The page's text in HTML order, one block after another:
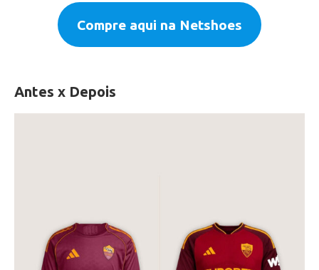
Compre aqui na Netshoes
Antes x Depois